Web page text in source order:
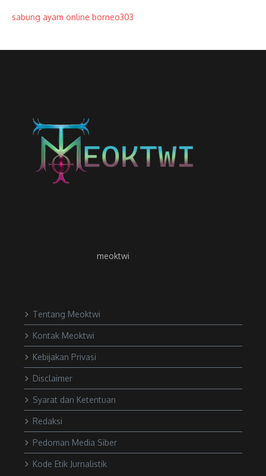
sabung ayam online borneo303
meoktwi
Tentang Meoktwi
Kontak Meoktwi
Kebijakan Privasi
Disclaimer
Syarat dan Ketentuan
Redaksi
Pedoman Media Siber
Kode Etik Jurnalistik